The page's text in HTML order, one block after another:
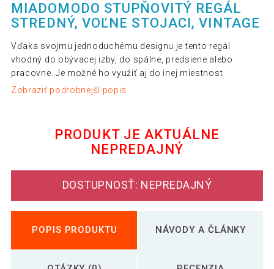
MIADOMODO STUPŇOVITÝ REGÁL
STREDNÝ, VOĽNE STOJACI, VINTAGE
Vďaka svojmu jednoduchému designu je tento regál
vhodný do obývacej izby, do spálne, predsiene alebo
pracovne. Je možné ho využiť aj do inej miestnost
Zobraziť podrobnejší popis
PRODUKT JE AKTUÁLNE
NEPREDAJNÝ
DOSTUPNOSŤ: NEPREDAJNÝ
POPIS PRODUKTU NÁVODY A ČLÁNKY